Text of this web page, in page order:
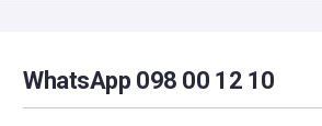
WhatsApp 098 00 12 10